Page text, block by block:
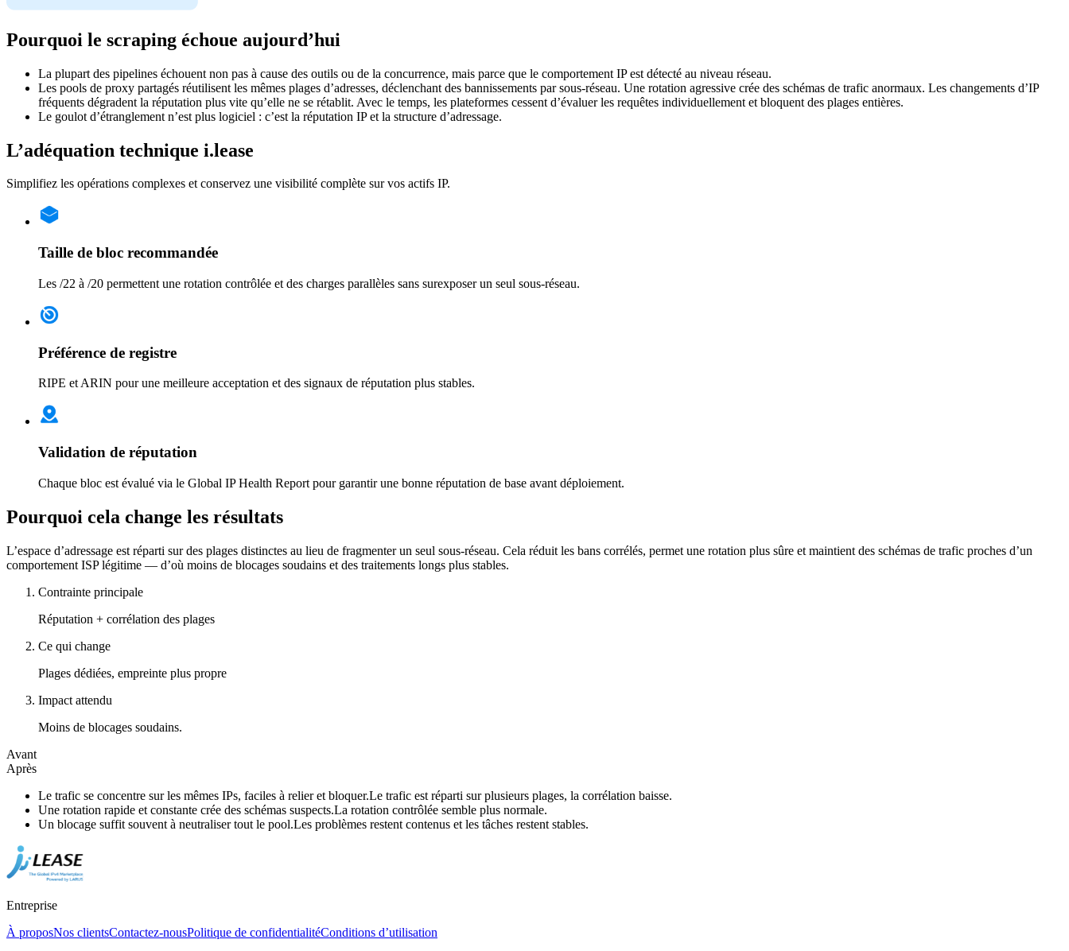
Pourquoi le scraping échoue aujourd’hui
La plupart des pipelines échouent non pas à cause des outils ou de la concurrence, mais parce que le comportement IP est détecté au niveau réseau.
Les pools de proxy partagés réutilisent les mêmes plages d’adresses, déclenchant des bannissements par sous-réseau. Une rotation agressive crée des schémas de trafic anormaux. Les changements d’IP
fréquents dégradent la réputation plus vite qu’elle ne se rétablit. Avec le temps, les plateformes cessent d’évaluer les requêtes individuellement et bloquent des plages entières.
Le goulot d’étranglement n’est plus logiciel : c’est la réputation IP et la structure d’adressage.
L’adéquation technique i.lease
Simplifiez les opérations complexes et conservez une visibilité complète sur vos actifs IP.
Taille de bloc recommandée
Les /22 à /20 permettent une rotation contrôlée et des charges parallèles sans surexposer un seul sous-réseau.
Préférence de registre
RIPE et ARIN pour une meilleure acceptation et des signaux de réputation plus stables.
Validation de réputation
Chaque bloc est évalué via le Global IP Health Report pour garantir une bonne réputation de base avant déploiement.
Pourquoi cela change les résultats
L’espace d’adressage est réparti sur des plages distinctes au lieu de fragmenter un seul sous‑réseau. Cela réduit les bans corrélés, permet une rotation plus sûre et maintient des schémas de trafic proches d’un
comportement ISP légitime — d’où moins de blocages soudains et des traitements longs plus stables.
Contrainte principale
Réputation + corrélation des plages
Ce qui change
Plages dédiées, empreinte plus propre
Impact attendu
Moins de blocages soudains.
Avant
Après
Le trafic se concentre sur les mêmes IPs, faciles à relier et bloquer.Le trafic est réparti sur plusieurs plages, la corrélation baisse.
Une rotation rapide et constante crée des schémas suspects.La rotation contrôlée semble plus normale.
Un blocage suffit souvent à neutraliser tout le pool.Les problèmes restent contenus et les tâches restent stables.
Entreprise
À proposNos clientsContactez-nousPolitique de confidentialitéConditions d’utilisation